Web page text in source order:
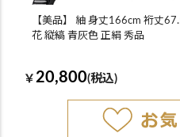
【美品】 紬 身丈166cm 裄丈
花 縦縞 青灰色 正絹 秀品
￥ 20,800(税込)